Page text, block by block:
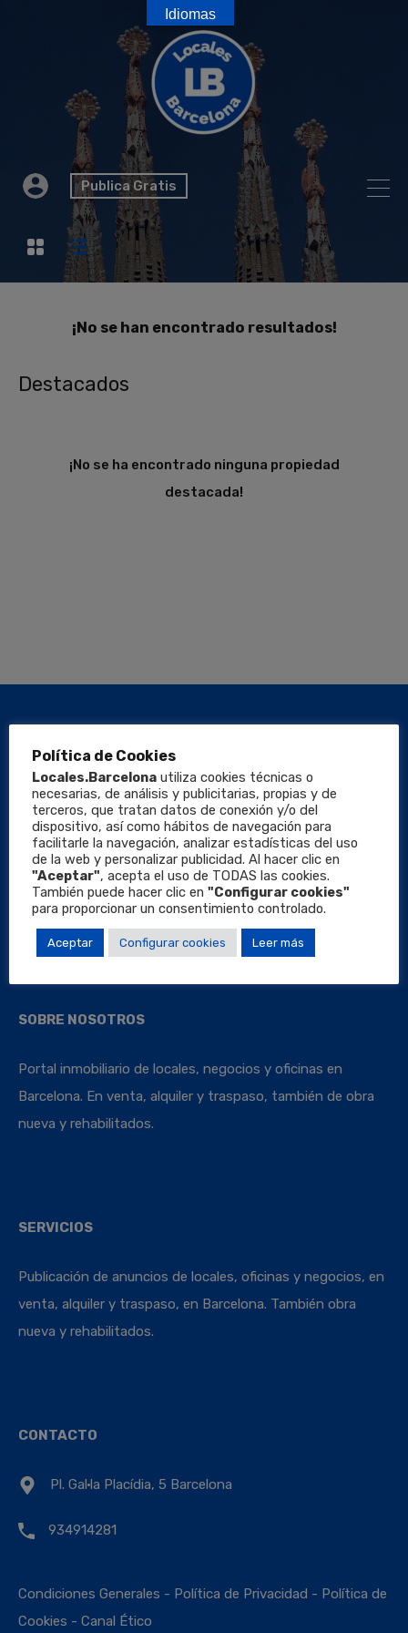
Publica Gratis
¡No se han encontrado resultados!
Destacados
¡No se ha encontrado ninguna propiedad
destacada!
Locales Barcelona
SOBRE NOSOTROS
Portal inmobiliario de locales, negocios y oficinas en
Barcelona. En venta, alquiler y traspaso, también de obra
nueva y rehabilitados.
SERVICIOS
Publicación de anuncios de locales, oficinas y negocios, en
venta, alquiler y traspaso, en Barcelona. También obra
nueva y rehabilitados.
CONTACTO
Pl. Gal·la Placídia, 5 Barcelona
934914281
Condiciones Generales - Política de Privacidad - Política de
Cookies - Canal Ético
Política de Cookies
Locales.Barcelona utiliza cookies técnicas o
necesarias, de análisis y publicitarias, propias y de
terceros, que tratan datos de conexión y/o del
dispositivo, así como hábitos de navegación para
facilitarle la navegación, analizar estadísticas del uso
de la web y personalizar publicidad. Al hacer clic en
"Aceptar", acepta el uso de TODAS las cookies.
También puede hacer clic en "Configurar cookies"
para proporcionar un consentimiento controlado.
Aceptar Configurar cookies Leer más
Idiomas